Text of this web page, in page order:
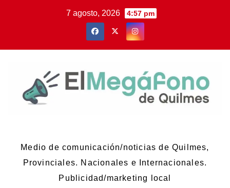
7 agosto, 2026 4:57 pm
Medio de comunicación/noticias de Quilmes,
Provinciales. Nacionales e Internacionales.
Publicidad/marketing local